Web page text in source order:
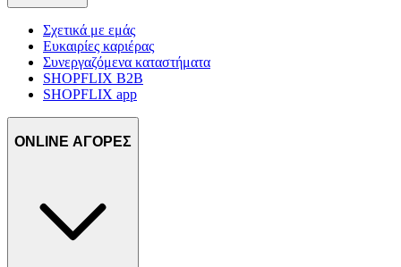
Σχετικά με εμάς
Ευκαιρίες καριέρας
Συνεργαζόμενα καταστήματα
SHOPFLIX B2B
SHOPFLIX app
ONLINE ΑΓΟΡΕΣ